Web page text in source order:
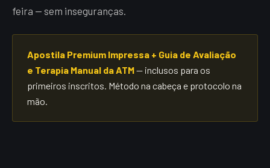
feira — sem inseguranças.
Apostila Premium Impressa + Guia de Avaliação
e Terapia Manual da ATM— inclusos para os
primeiros inscritos. Método na cabeça e protocolo na
mão.